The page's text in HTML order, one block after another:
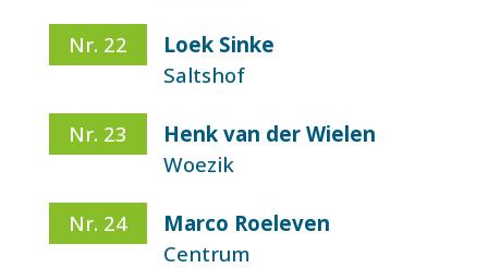
Nr. 22
Loek Sinke
Saltshof
Nr. 23
Henk van der Wielen
Woezik
Nr. 24
Marco Roeleven
Centrum